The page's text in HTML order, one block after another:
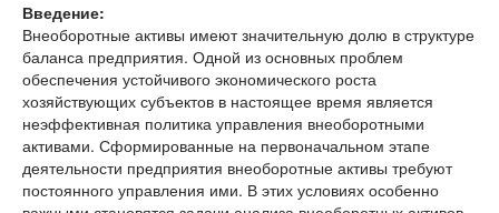
Введение:
Внеоборотные активы имеют значительную долю в структуре
баланса предприятия. Одной из основных проблем
обеспечения устойчивого экономического роста
хозяйствующих субъектов в настоящее время является
неэффективная политика управления внеоборотными
активами. Сформированные на первоначальном этапе
деятельности предприятия внеоборотные активы требуют
постоянного управления ими. В этих условиях особенно